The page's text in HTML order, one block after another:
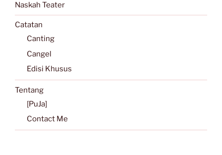
Naskah Teater
Catatan
Canting
Cangel
Edisi Khusus
Tentang
[PuJa]
Contact Me